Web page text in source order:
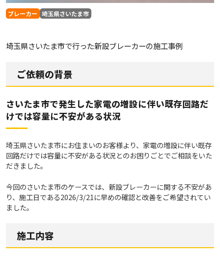
ブレーカー 埼玉県さいたま市
埼玉県さいたま市で行った新設ブレーカーの施工事例
ご依頼の背景
さいたま市で発生した家電の増設に伴い既存回路だ
けでは容量に不安がある状況
埼玉県さいたま市にお住まいのお客様より、家電の増設に伴い既存
回路だけでは容量に不安がある状況とのお困りごとでご相談をいた
だきました。
今回のさいたま市のケースでは、新設ブレーカーに関する不安があ
り、施工日である2026/3/21に早めの確認と改善をご希望されてい
ました。
施工内容